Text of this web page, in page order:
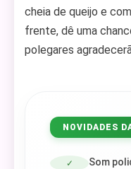
cheia de queijo e
frente, dê uma
polegares
NOVIDADES
✓ Som